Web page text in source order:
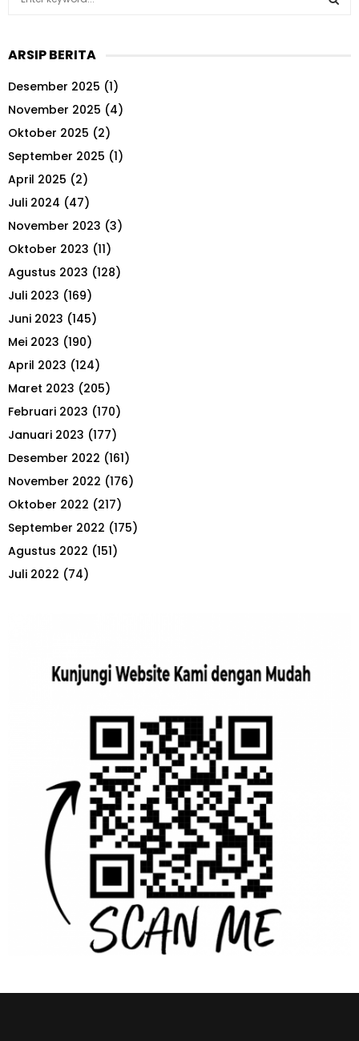
c
f
o
r
ARSIP BERITA
Desember 2025 (1)
November 2025 (4)
Oktober 2025 (2)
September 2025 (1)
April 2025 (2)
Juli 2024 (47)
November 2023 (3)
Oktober 2023 (11)
Agustus 2023 (128)
Juli 2023 (169)
Juni 2023 (145)
Mei 2023 (190)
April 2023 (124)
Maret 2023 (205)
Februari 2023 (170)
Januari 2023 (177)
Desember 2022 (161)
November 2022 (176)
Oktober 2022 (217)
September 2022 (175)
Agustus 2022 (151)
Juli 2022 (74)